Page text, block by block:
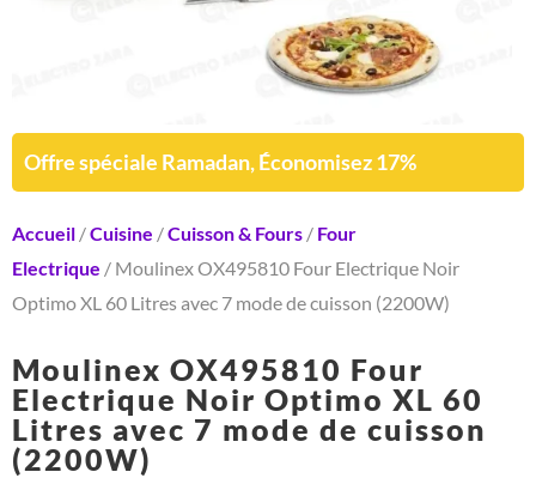
Offre spéciale Ramadan, Économisez 17%
Accueil /Cuisine /Cuisson & Fours / Four
Electrique / Moulinex OX495810 Four Electrique Noir
Optimo XL 60 Litres avec 7 mode de cuisson (2200W)
Moulinex OX495810 Four
Electrique Noir Optimo XL 60
Litres avec 7 mode de cuisson
(2200W)